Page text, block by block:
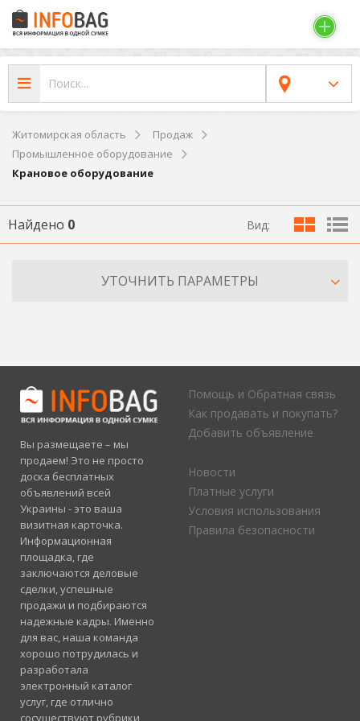
Житомирская область
Продаж
Промышленное оборудование
Крановое оборудование
Найдено 0 Вид:
УТОЧНИТЬ ПАРАМЕТРЫ
Вы размещаете – мы
продаем! Это не просто
доска бесплатных
объявлений всей
Украины - это ваша
визитная карточка.
Информационная
площадка, где
заключаются деловые
сделки, успешные
продажи и подбираются
надежные кадры. Именно
для вас, наша команда
хорошо потрудилась и
разработала
электронный каталог
услуг, где отлично
сосуществуют рубрики
Помощь и Обратная связь
Как продавать и покупать?
Добавить объявление
Новости
Платные услуги
Условия использования
Правила безопасности